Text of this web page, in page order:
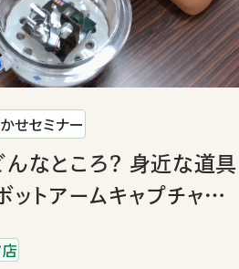
せセミナー
なところ？ 身近な道具
トアームキャプチャー